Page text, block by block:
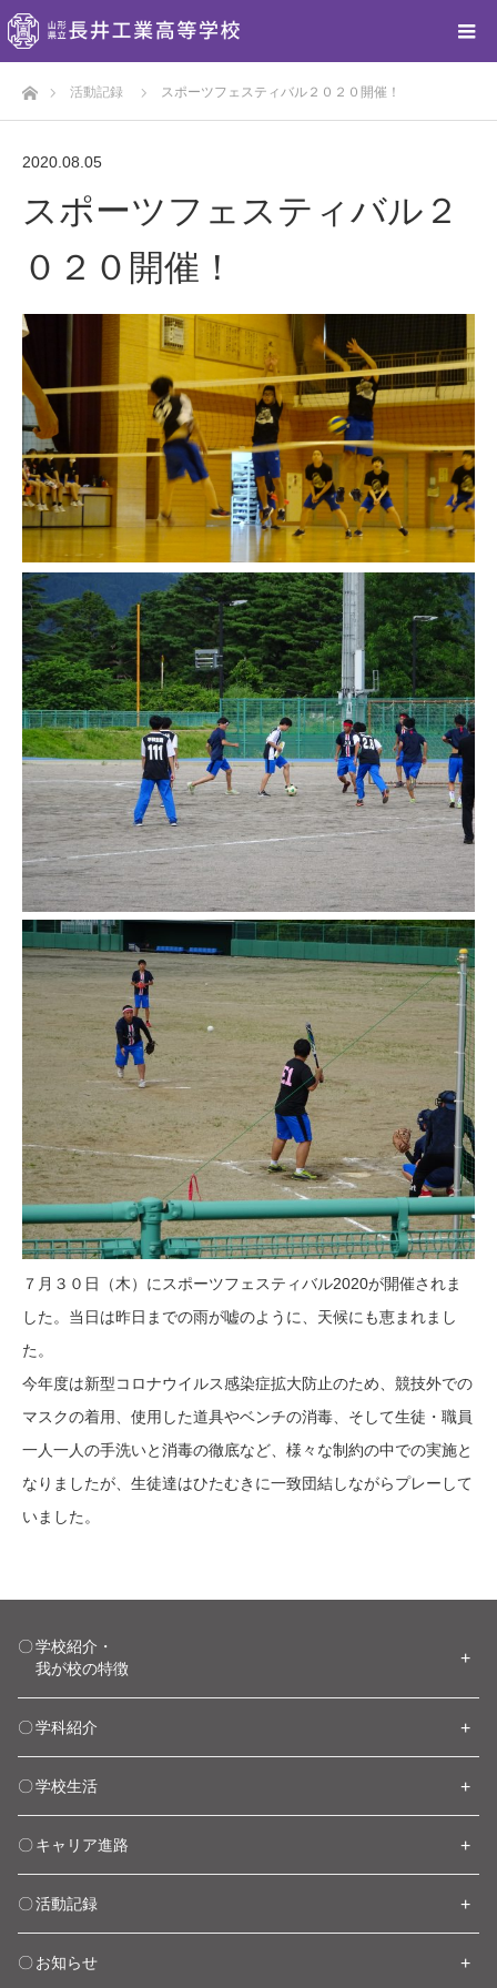
ホーム活動記録 スポーツフェスティバル２０２０開催！
2020.08.05
スポーツフェスティバル２
０２０開催！
７月３０日（木）にスポーツフェスティバル2020が開催されま
した。当日は昨日までの雨が嘘のように、天候にも恵まれまし
た。
今年度は新型コロナウイルス感染症拡大防止のため、競技外での
マスクの着用、使用した道具やベンチの消毒、そして生徒・職員
一人一人の手洗いと消毒の徹底など、様々な制約の中での実施と
なりましたが、生徒達はひたむきに一致団結しながらプレーして
いました。
学校紹介・
我が校の特徴
学科紹介
学校生活
キャリア進路
活動記録
お知らせ